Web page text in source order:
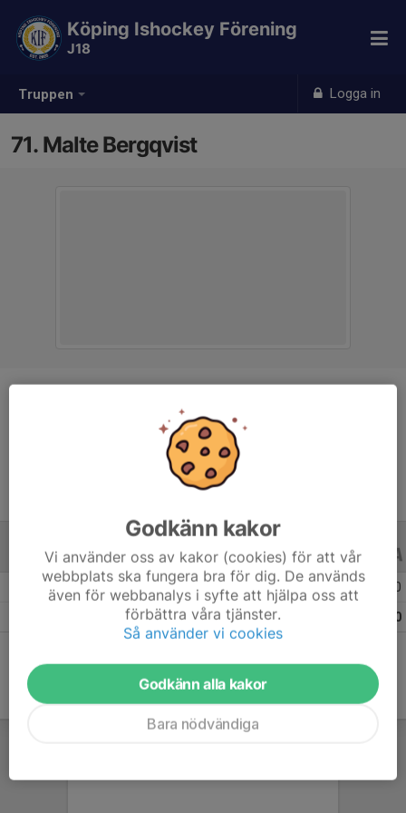
Truppen Logga in
Köping Ishockey Förening
J18
71. Malte Bergqvist
Forward
18 år
ALLA SERIER ALLA ÅR
Säsongen 25/26 0
0
Godkänn kakor
Vi använder oss av kakor (cookies) för att vår
webbplats ska fungera bra för dig. De används
även för webbanalys i syfte att hjälpa oss att
förbättra våra tjänster.
Så använder vi cookies
Godkänn alla kakor
Bara nödvändiga